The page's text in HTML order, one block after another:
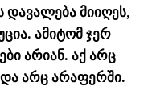
დავალება მიიღეს,
ამიტომ ჯერ
არიან. აქ არც
არც არაფერში.